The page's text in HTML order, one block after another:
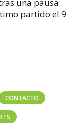
una pausa
partido el 9
CONTACTO